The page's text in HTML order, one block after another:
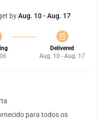
byAug. 10 - Aug. 17
Delivered
Aug. 10 - Aug. 17
para todos os